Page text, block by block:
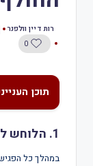
רות דיין וולפנר
0
תוכן
1. הלוחש לסוסים
במהלך כל